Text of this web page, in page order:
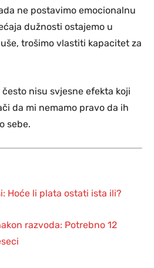
ne postavimo emocionalnu
dužnosti ostajemo u
trošimo vlastiti kapacitet za
često nisu svjesne efekta koji
da mi nemamo pravo da ih
sebe.
Hoće li plata ostati ista ili?
razvoda: Potrebno 12